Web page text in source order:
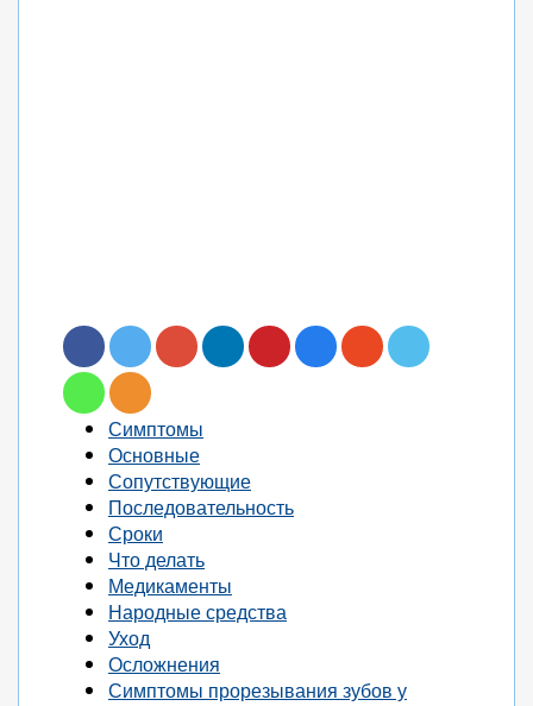
Симптомы
Основные
Сопутствующие
Последовательность
Сроки
Что делать
Медикаменты
Народные средства
Уход
Осложнения
Симптомы прорезывания зубов у